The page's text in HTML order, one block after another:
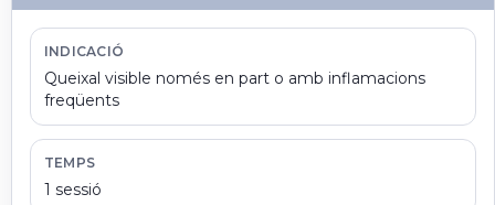
INDICACIÓ
Queixal visible només en part o amb inflamacions
freqüents
TEMPS
1 sessió